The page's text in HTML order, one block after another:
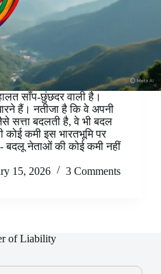
साँप-छुंछदर वाली है।
हैं। नतीजा है कि वे अपनी
सत्ता बदलती है, वे भी बदल
कमी इस भारतभूमि पर
बदलू नेताओं की कोई कमी नहीं
15, 2026 3 Comments
of Liability